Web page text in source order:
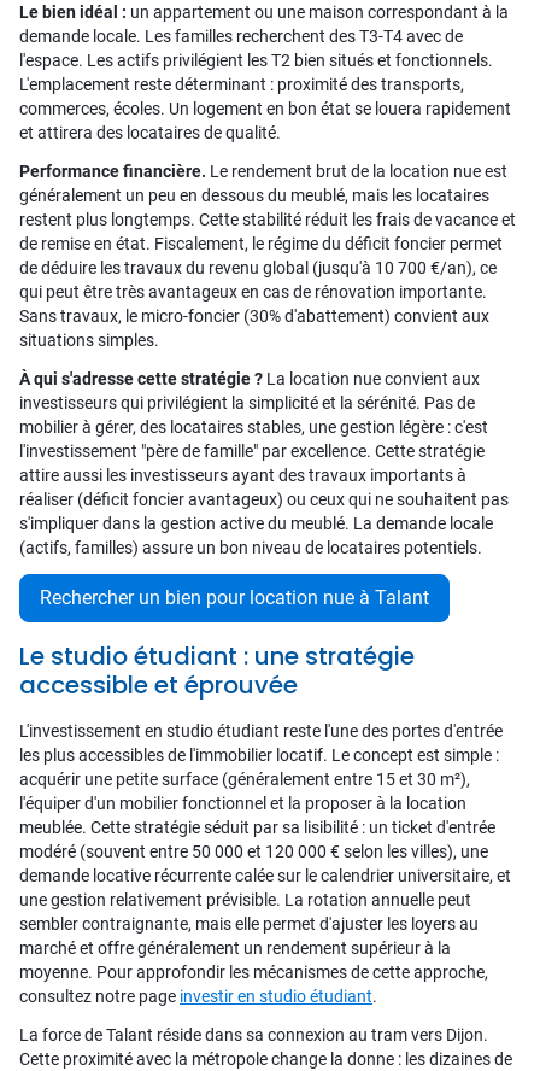
Le bien idéal : un appartement ou une maison correspondant à la
demande locale. Les familles recherchent des T3-T4 avec de
l'espace. Les actifs privilégient les T2 bien situés et fonctionnels.
L'emplacement reste déterminant : proximité des transports,
commerces, écoles. Un logement en bon état se louera rapidement
et attirera des locataires de qualité.
Performance financière. Le rendement brut de la location nue est
généralement un peu en dessous du meublé, mais les locataires
restent plus longtemps. Cette stabilité réduit les frais de vacance et
de remise en état. Fiscalement, le régime du déficit foncier permet
de déduire les travaux du revenu global (jusqu'à 10 700 €/an), ce
qui peut être très avantageux en cas de rénovation importante.
Sans travaux, le micro-foncier (30% d'abattement) convient aux
situations simples.
À qui s'adresse cette stratégie ? La location nue convient aux
investisseurs qui privilégient la simplicité et la sérénité. Pas de
mobilier à gérer, des locataires stables, une gestion légère : c'est
l'investissement "père de famille" par excellence. Cette stratégie
attire aussi les investisseurs ayant des travaux importants à
réaliser (déficit foncier avantageux) ou ceux qui ne souhaitent pas
s'impliquer dans la gestion active du meublé. La demande locale
(actifs, familles) assure un bon niveau de locataires potentiels.
Rechercher un bien pour location nue à Talant
Le studio étudiant : une stratégie
accessible et éprouvée
L'investissement en studio étudiant reste l'une des portes d'entrée
les plus accessibles de l'immobilier locatif. Le concept est simple :
acquérir une petite surface (généralement entre 15 et 30 m²),
l'équiper d'un mobilier fonctionnel et la proposer à la location
meublée. Cette stratégie séduit par sa lisibilité : un ticket d'entrée
modéré (souvent entre 50 000 et 120 000 € selon les villes), une
demande locative récurrente calée sur le calendrier universitaire, et
une gestion relativement prévisible. La rotation annuelle peut
sembler contraignante, mais elle permet d'ajuster les loyers au
marché et offre généralement un rendement supérieur à la
moyenne. Pour approfondir les mécanismes de cette approche,
consultez notre page investir en studio étudiant.
La force de Talant réside dans sa connexion au tram vers Dijon.
Cette proximité avec la métropole change la donne : les dizaines de